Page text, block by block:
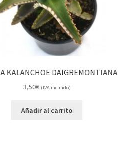
KALANCHOE DAIGREMONTIANA
3,50€ (IVA incluido)
Añadir al carrito